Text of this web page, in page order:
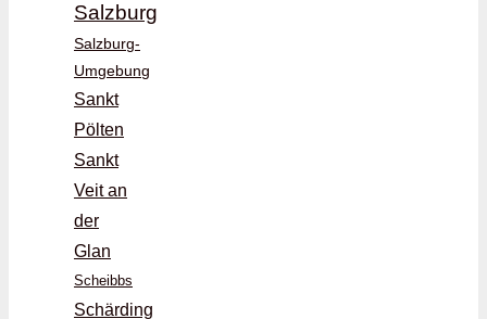
Salzburg
Salzburg-
Umgebung
Sankt
Pölten
Sankt
Veit an
der
Glan
Scheibbs
Schärding